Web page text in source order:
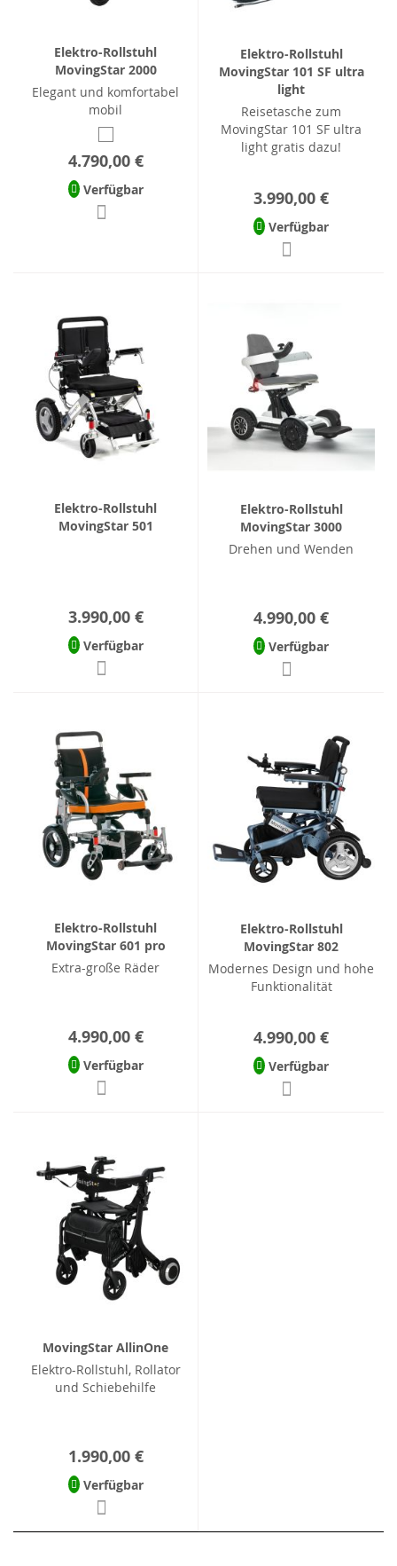
Elektro-Rollstuhl
MovingStar 2000
Elegant und komfortabel
mobil
4.790,00 €
Verfügbar
Elektro-Rollstuhl
MovingStar 101 SF ultra
light
Reisetasche zum
MovingStar 101 SF ultra
light gratis dazu!
3.990,00 €
Verfügbar
Elektro-Rollstuhl
MovingStar 501
3.990,00 €
Verfügbar
Elektro-Rollstuhl
MovingStar 3000
Drehen und Wenden
4.990,00 €
Verfügbar
Elektro-Rollstuhl
MovingStar 601 pro
Extra-große Räder
4.990,00 €
Verfügbar
Elektro-Rollstuhl
MovingStar 802
Modernes Design und hohe
Funktionalität
4.990,00 €
Verfügbar
MovingStar AllinOne
Elektro-Rollstuhl, Rollator
und Schiebehilfe
1.990,00 €
Verfügbar